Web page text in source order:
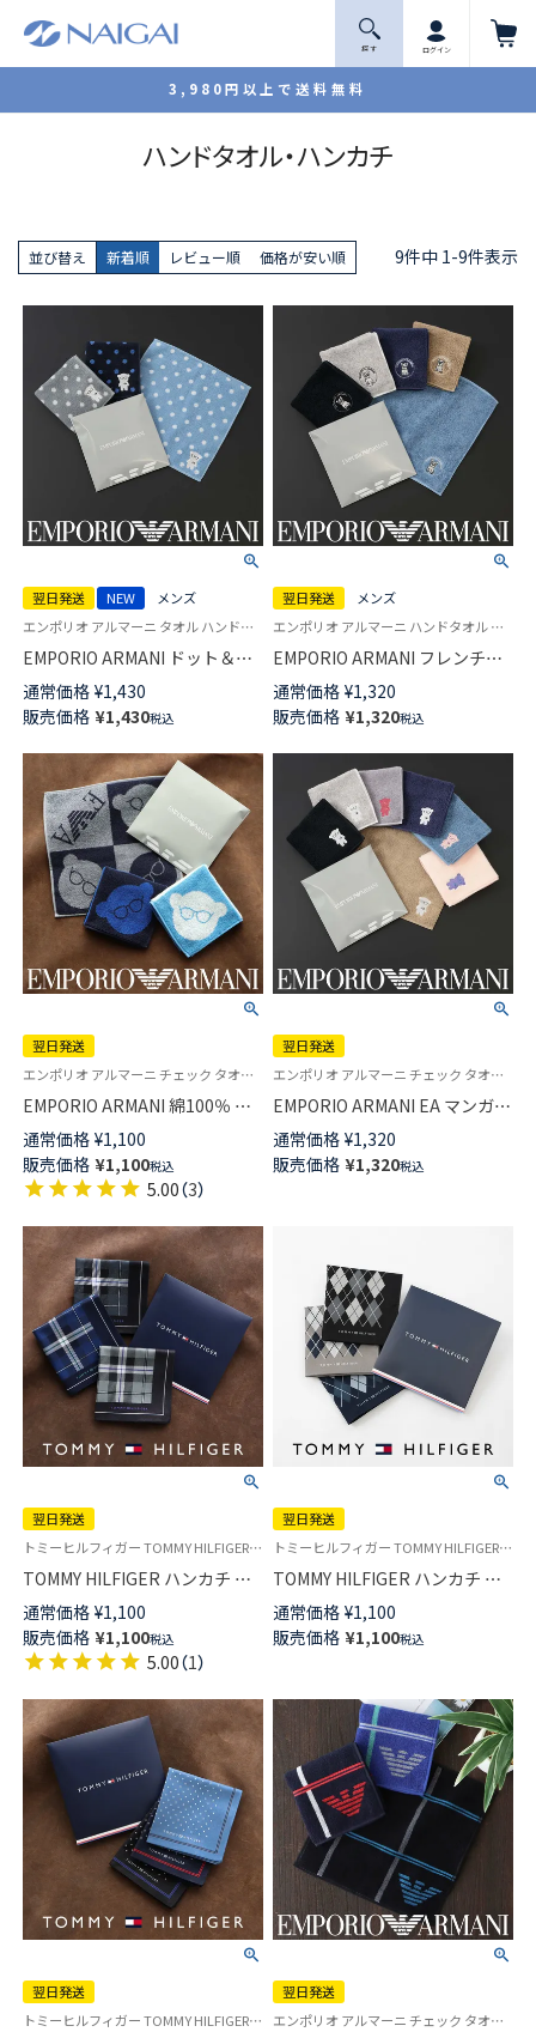
3,980円以上で送料無料
探 す ログイン
ハンドタオル・ハンカチ
並び替え 新着順 レビュー順 価格が安い順 9件中 1-9件表示
翌日発送 NEW
メンズ
エンポリオ アルマーニ タオル ハンドタオル ハンカチ
EMPORIO ARMANI ドット＆マ
ンガベア 綿100％ ミニタオル
【365日最短翌日発送】
02340027
通常価格 ¥1,430
販売価格 ¥1,430税込
翌日発送
メンズ
エンポリオ アルマーニ ハンドタオル ハンカチ プレゼント
EMPORIO ARMANI フレンチブ
ルドッグ 綿100％ ミニタオル メ
ンズ【365日最短翌日発送】
02340029
通常価格 ¥1,320
販売価格 ¥1,320税込
翌日発送
エンポリオ アルマーニ チェック タオル ハンドタオル ハンカチ ブランド プレゼント 転勤 送別
EMPORIO ARMANI 綿100％ ミ
ニタオル EA 3面マンガベア ハ
ンドタオル メンズ【365日最短
翌日発送】 02340026
通常価格 ¥1,100
販売価格 ¥1,100税込
5.00（3）
翌日発送
エンポリオ アルマーニ チェック タオル ハンドタオル ハンカチ ブランド プレゼント 転勤 送別
EMPORIO ARMANI EA マンガベ
ア 綿100％ ミニタオル メンズ
【365日最短翌日発送】
02340025
通常価格 ¥1,320
販売価格 ¥1,320税込
翌日発送
トミーヒルフィガー TOMMY HILFIGER 公式オンラインショップ・正規ライセンス品 メンズ ブランド ハンカチ ギフト・プレゼント
TOMMY HILFIGER ハンカチ マ
ドラスチェック柄 綿100％ メン
ズ 【365日最短翌日発送】
02582163
通常価格 ¥1,100
販売価格 ¥1,100税込
5.00（1）
翌日発送
トミーヒルフィガー TOMMY HILFIGER 公式オンラインショップ・正規ライセンス品 メンズ ブランド ハンカチ ギフト・プレゼント
TOMMY HILFIGER ハンカチ ア
ーガイル柄 綿100％ メンズ
【365日最短翌日発送】
02582162
通常価格 ¥1,100
販売価格 ¥1,100税込
翌日発送
トミーヒルフィガー TOMMY HILFIGER 公式オンラインショップ・正規ライセンス品 メンズ ブランド ハンカチ ギフト プレゼント
翌日発送
エンポリオ アルマーニ チェック タオル ミニタオル ハンドタオル ハンカチ ブランド プレゼント 転勤 送別